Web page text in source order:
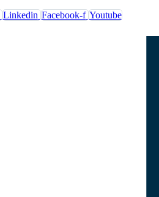
Linkedin Facebook-f Youtube